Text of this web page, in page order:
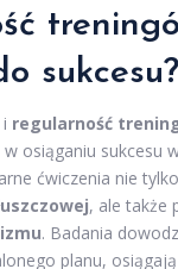
sukcesu?
i regularność
osiąganiu sukcesu
ćwiczenia nie
, ale także
. Badania
planu,